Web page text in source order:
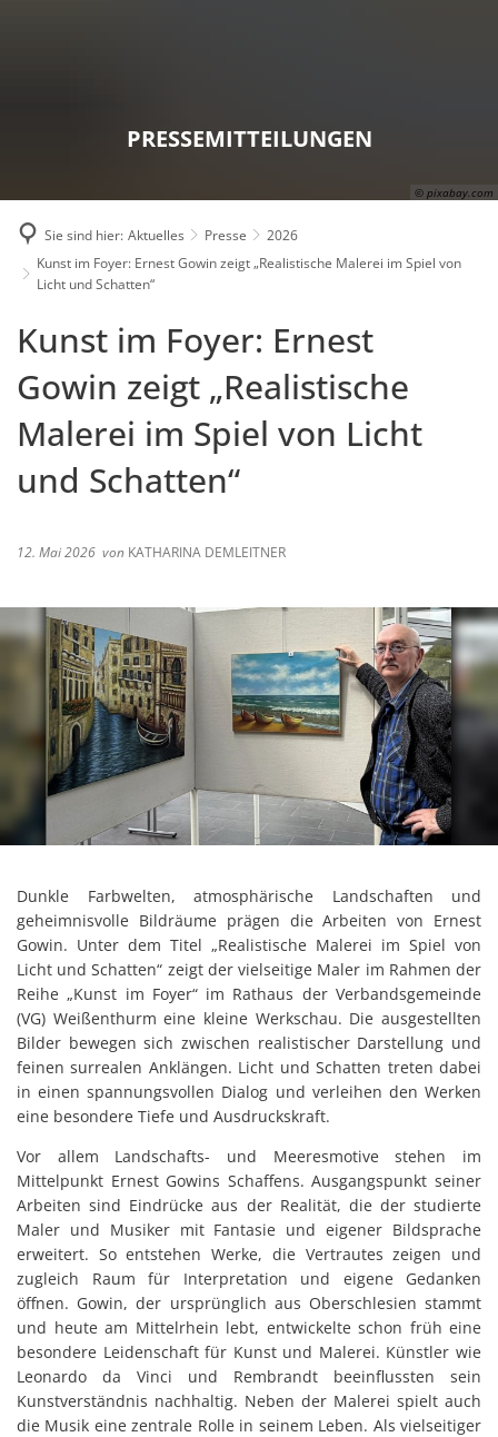
© pixabay.com
PRESSEMITTEILUNGEN
Sie sind hier: Aktuelles Presse
2026
Kunst im Foyer: Ernest Gowin zeigt „Realistische Malerei im Spiel von
Licht und Schatten“
Kunst im Foyer: Ernest
Gowin zeigt „Realistische
Malerei im Spiel von Licht
und Schatten“
12. Mai 2026 von KATHARINA DEMLEITNER
Dunkle Farbwelten, atmosphärische Landschaften und
geheimnisvolle Bildräume prägen die Arbeiten von Ernest
Gowin. Unter dem Titel „Realistische Malerei im Spiel von
Licht und Schatten“ zeigt der vielseitige Maler im Rahmen der
Reihe „Kunst im Foyer“ im Rathaus der Verbandsgemeinde
(VG) Weißenthurm eine kleine Werkschau. Die ausgestellten
Bilder bewegen sich zwischen realistischer Darstellung und
feinen surrealen Anklängen. Licht und Schatten treten dabei
in einen spannungsvollen Dialog und verleihen den Werken
eine besondere Tiefe und Ausdruckskraft.
Vor allem Landschafts- und Meeresmotive stehen im
Mittelpunkt Ernest Gowins Schaffens. Ausgangspunkt seiner
Arbeiten sind Eindrücke aus der Realität, die der studierte
Maler und Musiker mit Fantasie und eigener Bildsprache
erweitert. So entstehen Werke, die Vertrautes zeigen und
zugleich Raum für Interpretation und eigene Gedanken
öffnen. Gowin, der ursprünglich aus Oberschlesien stammt
und heute am Mittelrhein lebt, entwickelte schon früh eine
besondere Leidenschaft für Kunst und Malerei. Künstler wie
Leonardo da Vinci und Rembrandt beeinflussten sein
Kunstverständnis nachhaltig. Neben der Malerei spielt auch
die Musik eine zentrale Rolle in seinem Leben. Als vielseitiger